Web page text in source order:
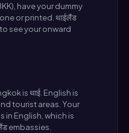
have your dummy
or printed. थाईलैंड
see your onward
is थाई. English is
tourist areas. Your
in English, which is
embassies.